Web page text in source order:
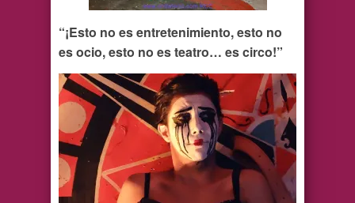
“¡Esto no es entretenimiento, esto no
es ocio, esto no es teatro… es circo!”